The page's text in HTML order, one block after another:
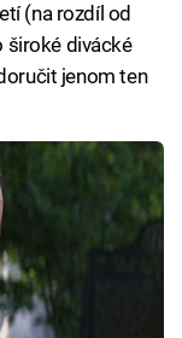
(na rozdíl od
široké divácké
jenom ten